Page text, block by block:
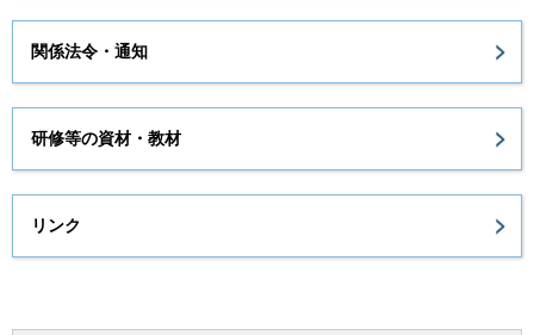
関係法令・通知
研修等の資材・教材
リンク